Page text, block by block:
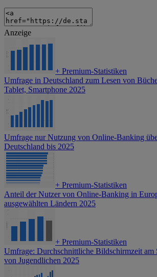
Anzeige
+ Premium-Statistiken
Umfrage in Deutschland zum Lesen von
Tablet, Smartphone 2025
Umfrage nur Nutzung von Online-Banking
Deutschland bis 2025
+ Premium-Statistiken
Anteil der Nutzer von Online-Banking in
ausgewählten Ländern 2025
+ Premium-Statistiken
Umfrage: Durchschnittliche Bildschirmzeit am
von Jugendlichen 2025